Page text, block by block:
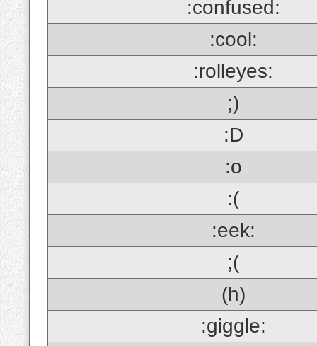
:confused:
:cool:
:rolleyes:
;)
:D
:o
:(
:eek:
;(
(h)
:giggle: